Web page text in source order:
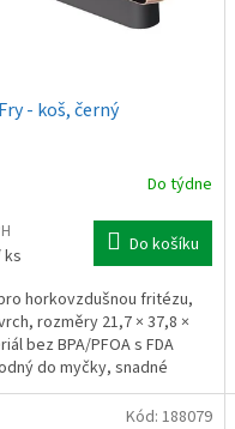
- koš, černý
Do týdne
ks Do košíku
horkovzdušnou fritézu,
rozměry 21,7 × 37,8 ×
bez BPA/PFOA s FDA
do myčky, snadné
Kód: 188079